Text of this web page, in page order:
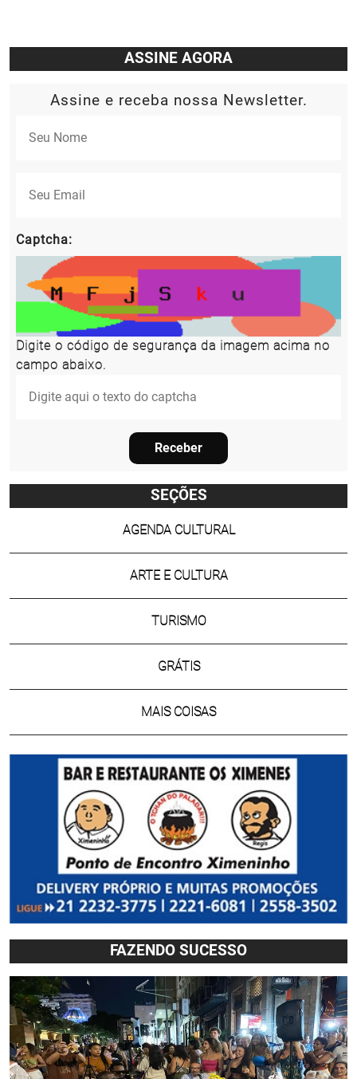
ASSINE AGORA
Assine e receba nossa Newsletter.
Captcha:
Digite o código de segurança da imagem acima no
campo abaixo.
Receber
SEÇÕES
AGENDA CULTURAL
ARTE E CULTURA
TURISMO
GRÁTIS
MAIS COISAS
FAZENDO SUCESSO